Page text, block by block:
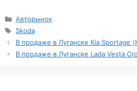
Рубрики
Авторынок
Метки
Skoda
В продаже в Луганске Kia Sportage
В продаже в Луганске Lada Vesta